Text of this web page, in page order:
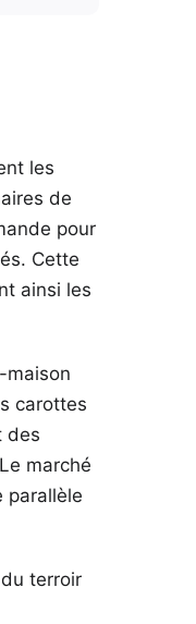
les
de
pour
Cette
ainsi les
maison
carottes
des
marché
parallèle
terroir